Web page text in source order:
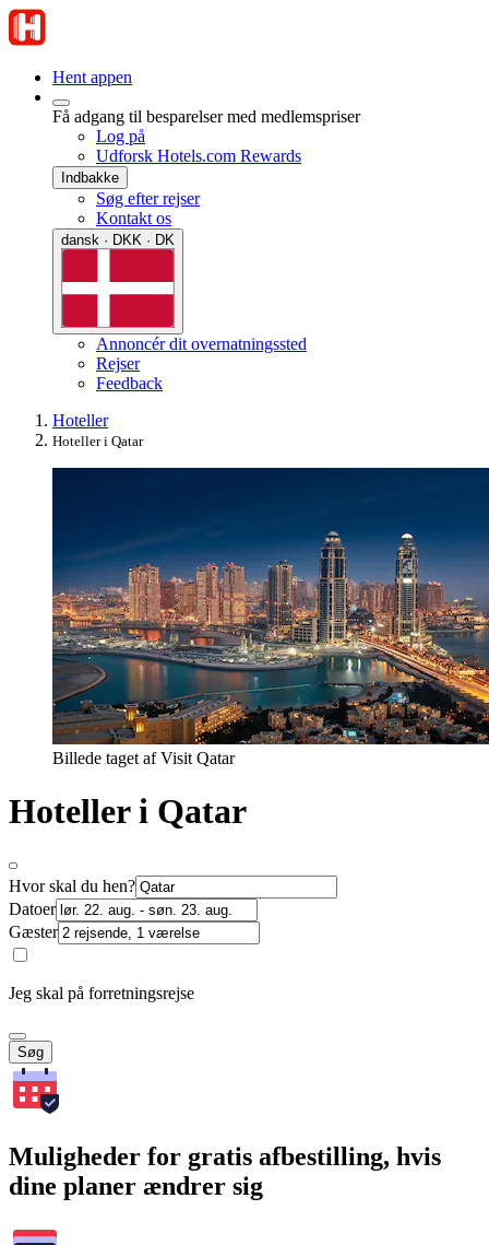
Hent appen
Få adgang til besparelser med medlemspriser
Log på
Udforsk Hotels.com Rewards
Indbakke
Søg efter rejser
Kontakt os
dansk · DKK · DK
Annoncér dit overnatningssted
Rejser
Feedback
Hoteller
Hoteller i Qatar
Billede taget af Visit Qatar
Hoteller i Qatar
Hvor skal du hen?
Datoer
Gæster
Jeg skal på forretningsrejse
Søg
Muligheder for gratis afbestilling, hvis
dine planer ændrer sig